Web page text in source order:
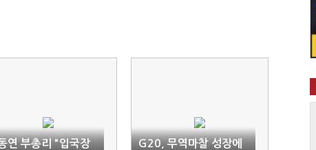
연 부총리 "입국장
G20, 무역마찰 성장에